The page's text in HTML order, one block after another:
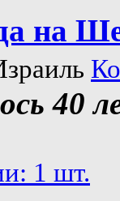
на
40
1 шт.